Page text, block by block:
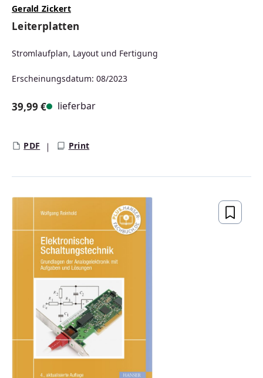
Gerald Zickert
Leiterplatten
Stromlaufplan, Layout und Fertigung
Erscheinungsdatum: 08/2023
39,99 € lieferbar
PDF Print